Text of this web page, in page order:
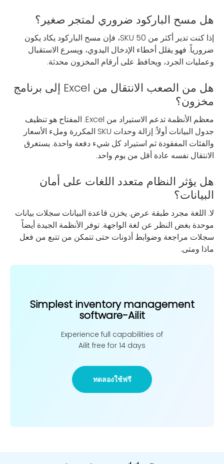
هل مسح الباركود ضروري لمتجر صغير؟
إذا كنت تدير أكثر من 50 SKU، فإن مسح الباركود يكاد يكون
ضرورياً. فهو يقلل أخطاء الإدخال اليدوي، ويسرع الاستقبال
وعمليات الجرد، ويحافظ على أرقام المخزون محدثة.
هل من الصعب الانتقال من Excel إلى برنامج
مخزون؟
معظم الأنظمة تدعم الاستيراد من Excel. المفتاح هو تنظيف
جدول البيانات أولاً: إزالة وحدات SKU المكررة وملء الأسعار
والفئات المفقودة ثم استيراد كل شيء دفعة واحدة. يستغرق
الانتقال نفسه عادة أقل من يوم واحد.
هل يؤثر النظام متعدد اللغات على أمان
البيانات؟
لا. اللغة مجرد طبقة عرض. يخزن قاعدة البيانات سجلات بيانات
موحدة بغض النظر عن لغة الواجهة. توفر الأنظمة الجيدة أيضاً
سجلات مراجعة وضوابط أذونات حتى تتمكن من تتبع من فعل
ماذا ومتى.
Simplest inventory management
software-Ailit
Experience full capabilities of
Ailit free for 14 days
ทดลองใช้ฟรี